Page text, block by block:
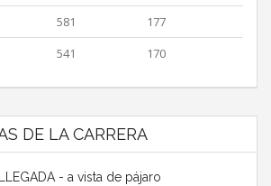
581
177
541 170
DE LA CARRERA
- a vista de pájaro